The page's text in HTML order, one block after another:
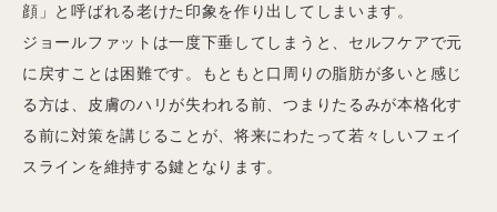
顔」と呼ばれる老けた印象を作り出してしまいます。
ジョールファットは一度下垂してしまうと、セルフケアで元
に戻すことは困難です。もともと口周りの脂肪が多いと感じ
る方は、皮膚のハリが失われる前、つまりたるみが本格化す
る前に対策を講じることが、将来にわたって若々しいフェイ
スラインを維持する鍵となります。